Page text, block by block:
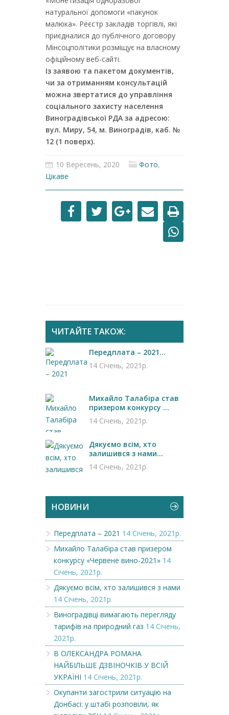
натуральної допомоги «пакунок
малюка». Реєстр закладів торгівлі, які
приєдналися до публічного договору
Мінсоцполітики розміщує на власному
офіційному веб-сайті.
Із заявою та пакетом документів,
чи за отриманням консультацій
можна звертатися до управління
соціального захисту населення
Виноградівської РДА за адресою:
вул. Миру, 54, м. Виноградів, каб. №
12 (1 поверх).
10 Вересень, 2020 Фото,
Цікаве
ЧИТАЙТЕ ТАКОЖ:
Передплата – 2021...
14 Січень, 2021р.
Михайло Талабіра став
призером конкурсу ...
14 Січень, 2021р.
Дякуємо всім, хто
залишився з нами...
14 Січень, 2021р.
НОВИНИ
Передплата – 2021 14 Січень, 2021р.
Михайло Талабіра став призером
конкурсу «Червене вино-2021» 14
Січень, 2021р.
Дякуємо всім, хто залишився з нами
14 Січень, 2021р.
Виноградівці вимагають перегляду
тарифів на природний газ 14 Січень,
2021р.
В ОЛЕКСАНДРА РОМАНА
НАЙБІЛЬШЕ ДЗВІНОЧКІВ У ВСІЙ
УКРАЇНІ 14 Січень, 2021р.
Окупанти загострили ситуацію на
Донбасі: у штабі розповіли, як